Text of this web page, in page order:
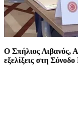
Ο Σπήλιος Λιβανός,
εξελίξεις στη